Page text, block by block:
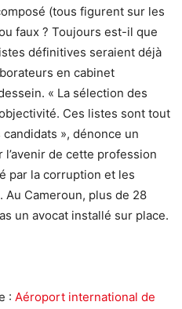
(tous figurent sur les
faux ? Toujours est-il que
définitives seraient déjà
en cabinet
« La sélection des
Ces listes sont tout
», dénonce un
de cette profession
par la corruption et les
Cameroun, plus de 28
un avocat installé sur place.
: Aéroport international de